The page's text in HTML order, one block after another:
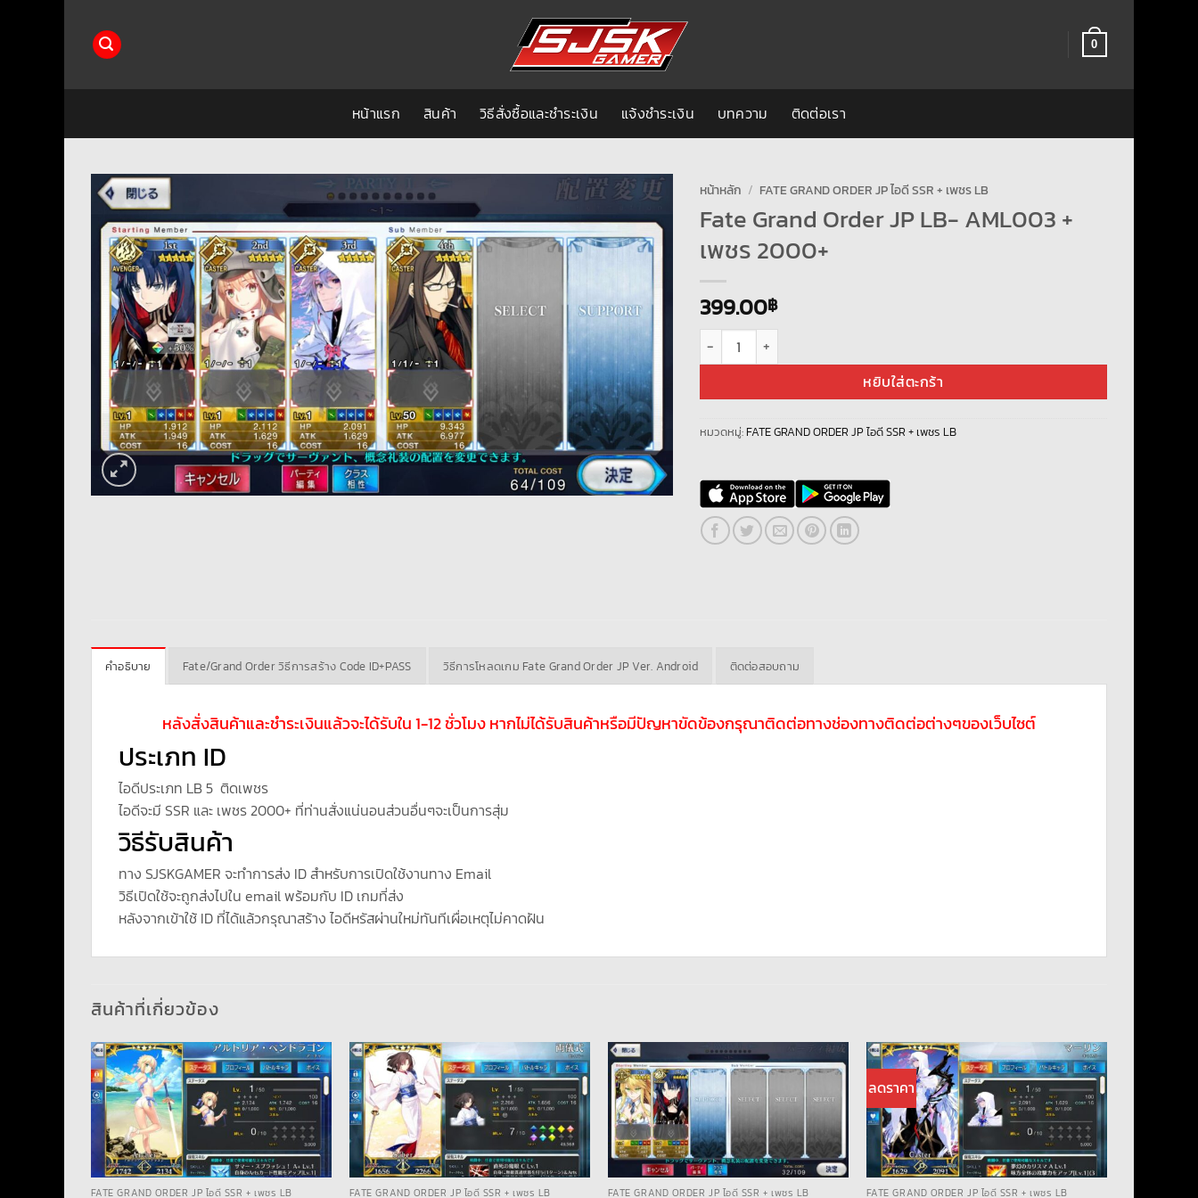
0
หน้าแรก สินค้า วิธีสั่งซื้อและชำระเงิน แจ้งชำระเงิน บทความ ติดต่อเรา
หน้าหลัก / FATE GRAND ORDER JP ไอดี SSR + เพชร LB
Fate Grand Order JP LB- AML003 +
เพชร 2000+
399.00฿
จำนวน Fate Grand Order JP LB- AML003 + เพชร 2000+ ชิ้น
หยิบใส่ตะกร้า
หมวดหมู่: FATE GRAND ORDER JP ไอดี SSR + เพชร LB
คำอธิบาย Fate/Grand Order วิธีการสร้าง Code ID+PASS วิธีการโหลดเกม Fate Grand Order JP Ver. Android ติดต่อสอบถาม
หลังสั่งสินค้าและชำระเงินแล้วจะได้รับใน 1-12 ชั่วโมง หากไม่ได้รับสินค้าหรือมีปัญหาขัดข้องกรุณาติดต่อทางช่องทางติดต่อต่างๆของเว็บไซต์
ประเภท ID
ไอดีประเภท LB 5 ติดเพชร
ไอดีจะมี SSR และ เพชร 2000+ ที่ท่านสั่งแน่นอนส่วนอื่นๆจะเป็นการสุ่ม
วิธีรับสินค้า
ทาง SJSKGAMER จะทำการส่ง ID สำหรับการเปิดใช้งานทาง Email
วิธีเปิดใช้จะถูกส่งไปใน email พร้อมกับ ID เกมที่ส่ง
หลังจากเข้าใช้ ID ที่ได้แล้วกรุณาสร้าง ไอดีหรัสผ่านใหม่ทันทีเผื่อเหตุไม่คาดฝัน
สินค้าที่เกี่ยวข้อง
FATE GRAND ORDER JP ไอดี SSR + เพชร LB FATE GRAND ORDER JP ไอดี SSR + เพชร LB FATE GRAND ORDER JP ไอดี SSR + เพชร LB
ลดราคา
FATE GRAND ORDER JP ไอดี SSR + เพชร LB